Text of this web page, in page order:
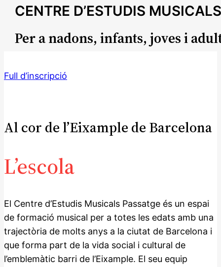
CENTRE D’ESTUDIS
Per a nadons, infants, joves i
Full d’inscripció
Al cor de l’Eixample de Barcelona
L’escola
El Centre d’Estudis Musicals Passatge és un espai
de formació musical per a totes les edats amb una
trajectòria de molts anys a la ciutat de Barcelona i
que forma part de la vida social i cultural de
l’emblemàtic barri de l’Eixample. El seu equip